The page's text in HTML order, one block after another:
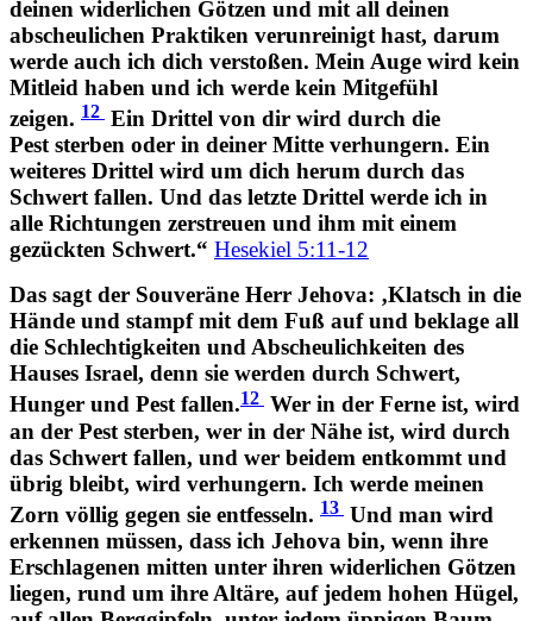
deinen widerlichen Götzen und mit all deinen
abscheulichen Praktiken verunreinigt hast, darum
werde auch ich dich verstoßen. Mein Auge wird kein
Mitleid haben und ich werde kein Mitgefühl
zeigen. 12 Ein Drittel von dir wird durch die
Pest sterben oder in deiner Mitte verhungern. Ein
weiteres Drittel wird um dich herum durch das
Schwert fallen. Und das letzte Drittel werde ich in
alle Richtungen zerstreuen und ihm mit einem
gezückten Schwert.“ Hesekiel 5:11-12
Das sagt der Souveräne Herr Jehova: ‚Klatsch in die
Hände und stampf mit dem Fuß auf und beklage all
die Schlechtigkeiten und Abscheulichkeiten des
Hauses Israel, denn sie werden durch Schwert,
Hunger und Pest fallen.12 Wer in der Ferne ist, wird
an der Pest sterben, wer in der Nähe ist, wird durch
das Schwert fallen, und wer beidem entkommt und
übrig bleibt, wird verhungern. Ich werde meinen
Zorn völlig gegen sie entfesseln. 13 Und man wird
erkennen müssen, dass ich Jehova bin, wenn ihre
Erschlagenen mitten unter ihren widerlichen Götzen
liegen, rund um ihre Altäre, auf jedem hohen Hügel,